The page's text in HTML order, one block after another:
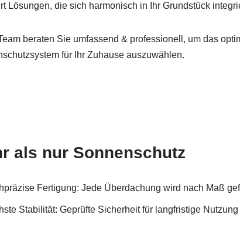
Lösungen, die sich harmonisch in Ihr Grundstück
beraten Sie umfassend & professionell, um das
für Ihr Zuhause auszuwählen.
als nur Sonnenschutz
Fertigung: Jede Überdachung wird nach Maß
Stabilität: Geprüfte Sicherheit für langfristige Nutzung